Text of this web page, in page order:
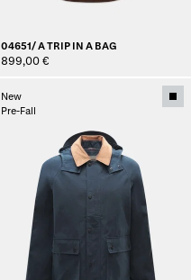
04651/ A TRIP IN A BAG
899,00 €
New
Pre-Fall